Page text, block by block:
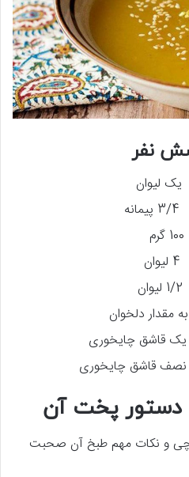
شش نفر
لیوان
دلخوان
چایخوری
چایخوری
دستور پخت آن
و نکات مهم طبخ آن صحبت